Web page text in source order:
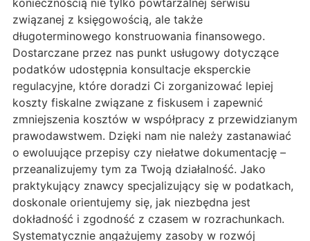
związanej z księgowością, ale także
długoterminowego konstruowania finansowego.
Dostarczane przez nas punkt usługowy dotyczące
podatków udostępnia konsultacje eksperckie
regulacyjne, które doradzi Ci zorganizować lepiej
koszty fiskalne związane z fiskusem i zapewnić
zmniejszenia kosztów w współpracy z przewidzianym
prawodawstwem. Dzięki nam nie należy zastanawiać
o ewoluujące przepisy czy niełatwe dokumentację –
przeanalizujemy tym za Twoją działalność. Jako
praktykujący znawcy specjalizujący się w podatkach,
doskonale orientujemy się, jak niezbędna jest
dokładność i zgodność z czasem w rozrachunkach.
Systematycznie angażujemy zasoby w rozwój